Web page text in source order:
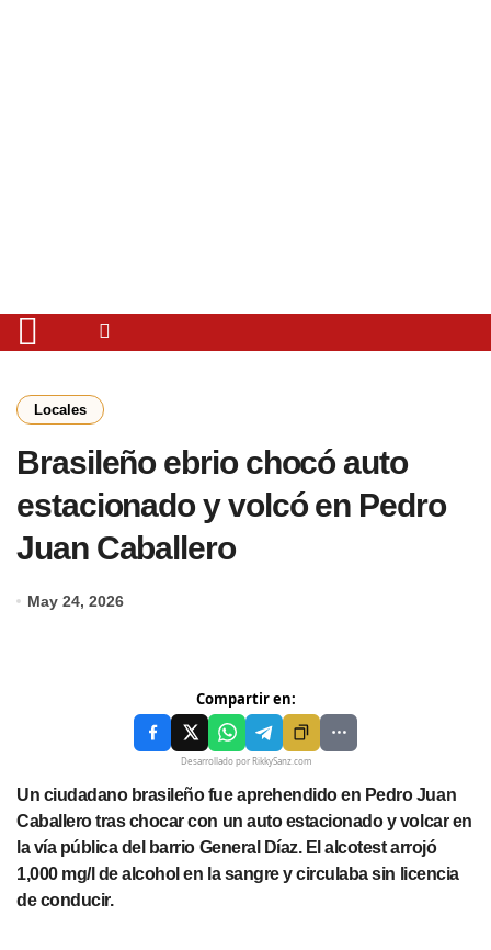
Locales
Brasileño ebrio chocó auto
estacionado y volcó en Pedro
Juan Caballero
May 24, 2026
Compartir en:
Desarrollado por RikkySanz.com
Un ciudadano brasileño fue aprehendido en Pedro Juan
Caballero tras chocar con un auto estacionado y volcar en
la vía pública del barrio General Díaz. El alcotest arrojó
1,000 mg/l de alcohol en la sangre y circulaba sin licencia
de conducir.